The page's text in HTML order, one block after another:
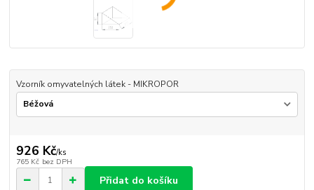
Vzorník omyvatelných látek - MIKROPOR
926 Kč/ks
765 Kč bez DPH
Přidat do košíku